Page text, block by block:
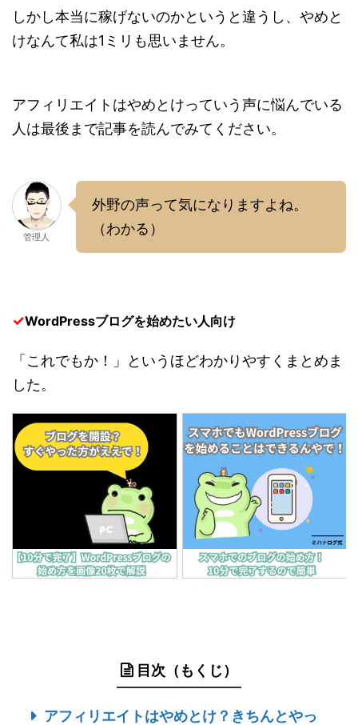
しかし本当に稼げないのかというと違うし、やめと
けなんて私は1ミリも思いません。
アフィリエイトはやめとけっていう声に悩んでいる
人は最後まで記事を読んでみてください。
管理人
外野の声って気になりますよね。
（わかる）
✓WordPressブログを始めたい人向け
「これでもか！」というほどわかりやすくまとめま
した。
目次（もくじ）
アフィリエイトはやめとけ？きちんとやっ